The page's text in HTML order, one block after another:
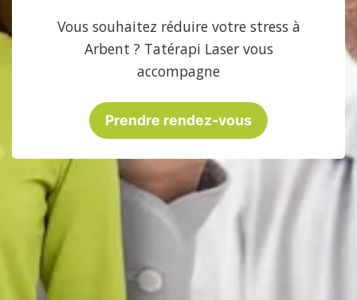
Vous souhaitez réduire votre stress à
Arbent ? Tatérapi Laser vous
accompagne
Prendre rendez-vous